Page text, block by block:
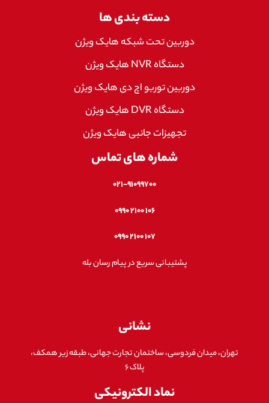
دسته بندی ها
دوربین تحت شبکه هایک ویژن
دستگاه NVR هایک ویژن
دوربین توربو اچ دی هایک ویژن
دستگاه DVR هایک ویژن
تجهیزات جانبی هایک ویژن
شماره های تماس
۰۲۱-۹۱۰۹۹۷۰۰
۱۰۶ ۲۱۰۰ ۰۹۹۰
۱۰۷ ۲۱۰۰ ۰۹۹۰
پشتیبانی سریع در پیام رسان بله
نشانی
تهران، میدان فردوسی، ساختمان تجارت جهانی، طبقه زیر همکف،
پلاک ۶
نماد الکترونیکی